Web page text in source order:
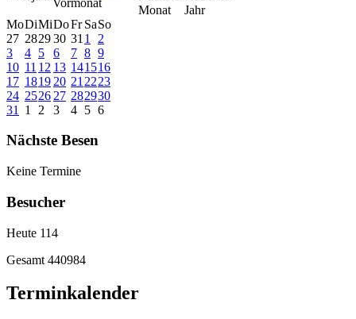
MoDiMiDoFr SaSo
27 282930 31 1
2
3
4 5 6 7 8 9
10 11 12 13 141516
17 1819 20 21 2223
24 2526 27 282930
31
1 2 3 4 5 6
Nächste Besen
Keine Termine
Besucher
Heute 114
Gesamt 440984
Terminkalender